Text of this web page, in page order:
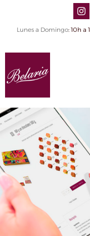
contenido
Lunes a Domingo: 10h a
INICIO
QUIÉNES SOMOS
PRODUCTOS
0,00€
Tienda online